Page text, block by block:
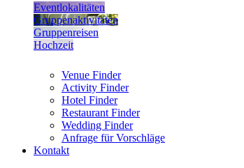
Eventlokalitäten
Gruppenaktivitäten
Gruppenreisen
Hochzeit
Venue Finder
Activity Finder
Hotel Finder
Restaurant Finder
Wedding Finder
Anfrage für Vorschläge
Kontakt